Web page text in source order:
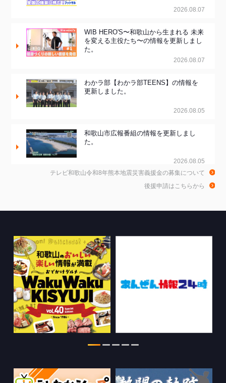
2026.08.07
WIB HERO'S〜和歌山から生まれる 未来
を変える主役たち〜の情報を更新しまし
た。
2026.08.07
わかラ部【わかラ部TEENS】の情報を
更新しました。
2026.08.05
和歌山市広報番組の情報を更新しまし
た。
2026.08.05
和歌山de乾杯！の情報を更新しました。
2026.08.04
きのくに21の情報を更新しました。
ちゃぶ台おかわりの情報を更新しまし
た。
情報を更新しました。
テレビ和歌山令和8年熊本地震災害義援金の募集について
後援申請はこちらから